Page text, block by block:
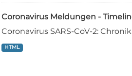
Coronavirus Meldungen -
Coronavirus SARS-CoV-2:
HTML